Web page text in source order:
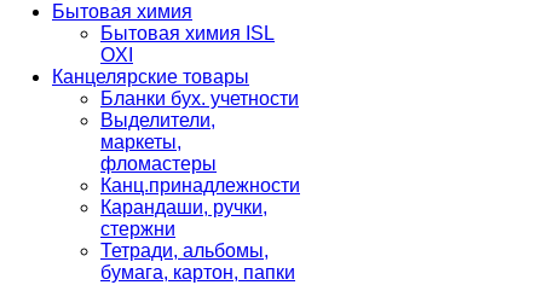
Бытовая химия
Бытовая химия ISL
OXI
Канцелярские товары
Бланки бух. учетности
Выделители,
маркеты,
фломастеры
Канц.принадлежности
Карандаши, ручки,
стержни
Тетради, альбомы,
бумага, картон, папки